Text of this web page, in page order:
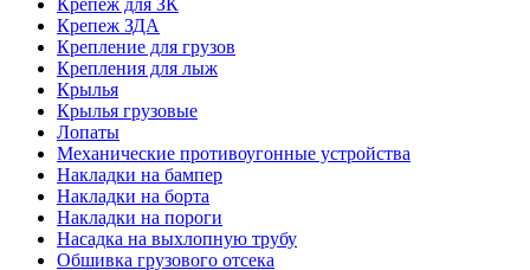
Крепеж для ЗК
Крепеж ЗДА
Крепление для грузов
Крепления для лыж
Крылья
Крылья грузовые
Лопаты
Механические противоугонные устройства
Накладки на бампер
Накладки на борта
Накладки на пороги
Насадка на выхлопную трубу
Обшивка грузового отсека